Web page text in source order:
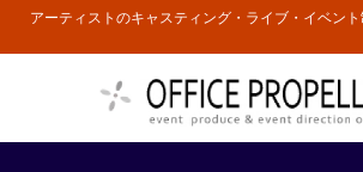
アーティストのキャスティング・ライブ・イベン